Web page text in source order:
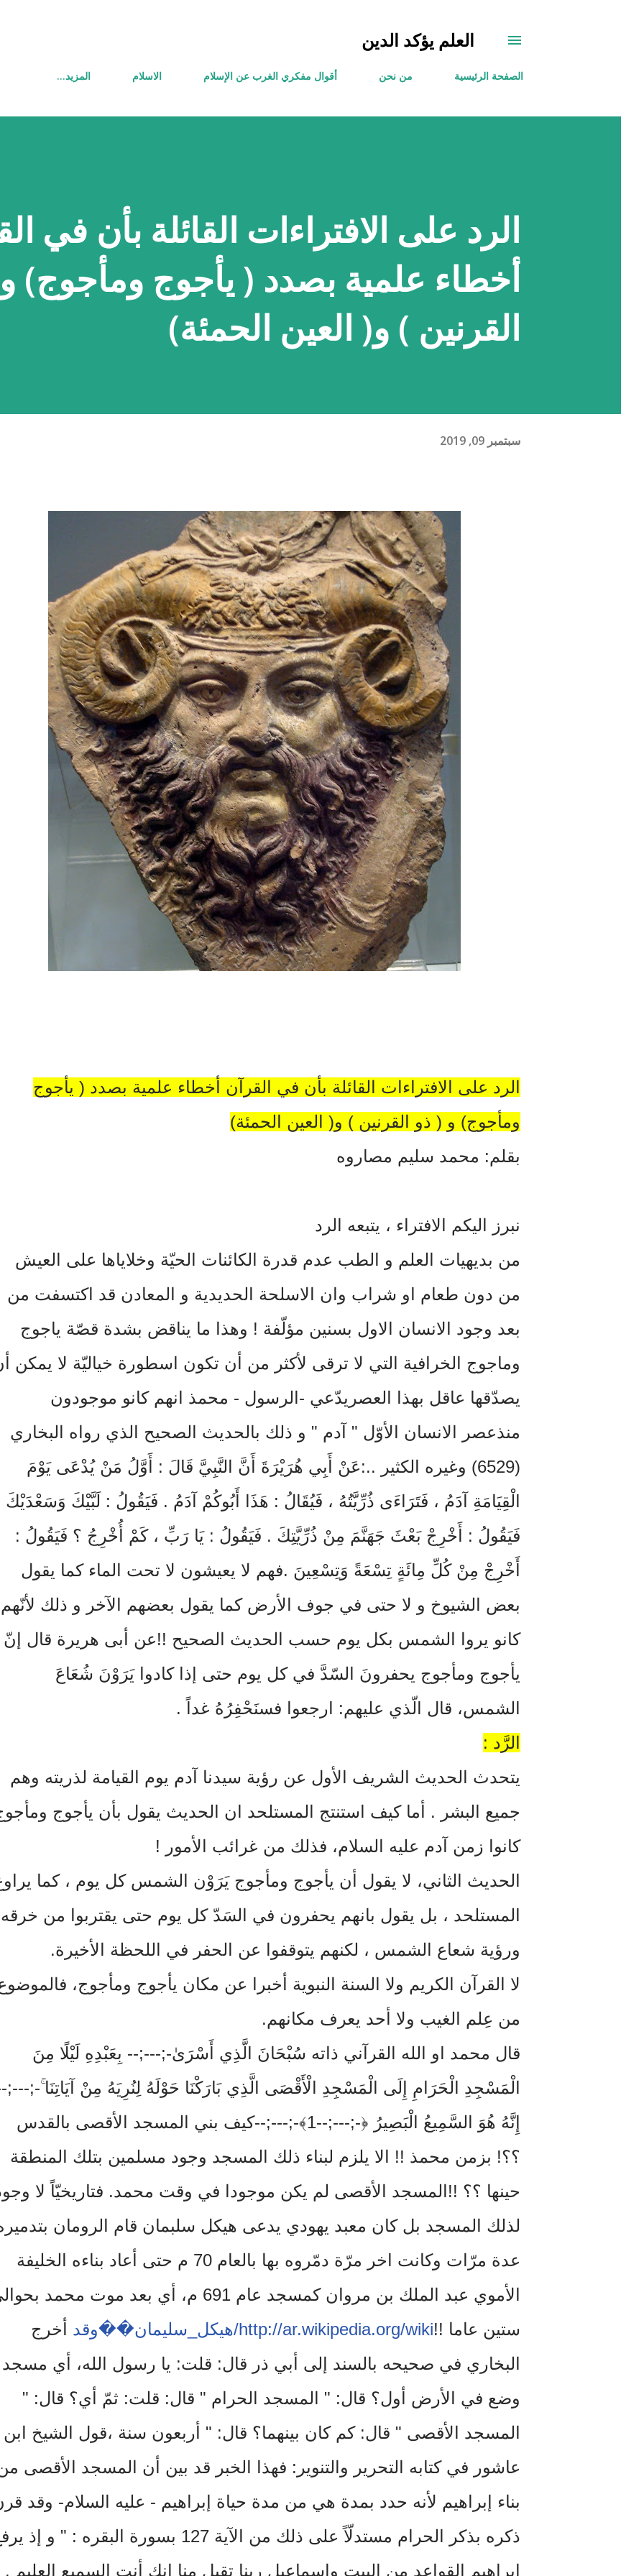
العلم يؤكد الدين
الصفحة الرئيسية من نحن أقوال مفكري الغرب عن الإسلام الاسلام ‏المزيد…
الرد على الافتراءات القائلة بأن في
أخطاء علمية بصدد ( يأجوج ومأجوج)
القرنين ) و( العين الحمئة)
سبتمبر 09, 2019
الرد على الافتراءات القائلة بأن في القرآن أخطاء علمية بصدد ( يأجوج
ومأجوج) و ( ذو القرنين ) و( العين الحمئة)
بقلم: محمد سليم مصاروه
نبرز اليكم الافتراء ، يتبعه الرد
من بديهيات العلم و الطب عدم قدرة الكائنات الحيّة وخلاياها على العيش
من دون طعام او شراب وان الاسلحة الحديدية و المعادن قد اكتسفت من
بعد وجود الانسان الاول بسنين مؤلّفة ! وهذا ما يناقض بشدة قصّة ياجوج
وماجوج الخرافية التي لا ترقى لأكثر من أن تكون اسطورة خياليّة لا يمكن
يصدّقها عاقل بهذا العصريدّعي -الرسول - محمذ انهم كانو موجودون
منذعصر الانسان الأوّل " آدم " و ذلك بالحديث الصحيح الذي رواه البخاري
(6529) وغيره الكثير ..:عَنْ أَبِي هُرَيْرَةَ أَنَّ النَّبِيَّ قَالَ : أَوَّلُ مَنْ يُدْعَى يَوْمَ
الْقِيَامَةِ آدَمُ ، فَتَرَاءَى ذُرِّيَّتُهُ ، فَيُقَالُ : هَذَا أَبُوكُمْ آدَمُ . فَيَقُولُ : لَبَّيْكَ وَسَعْدَيْكَ
فَيَقُولُ : أَخْرِجْ بَعْثَ جَهَنَّمَ مِنْ ذُرِّيَّتِكَ . فَيَقُولُ : يَا رَبِّ ، كَمْ أُخْرِجُ ؟ فَيَقُولُ :
أَخْرِجْ مِنْ كُلِّ مِائَةٍ تِسْعَةً وَتِسْعِينَ .فهم لا يعيشون لا تحت الماء كما يقول
بعض الشيوخ و لا حتى في جوف الأرض كما يقول بعضهم الآخر و ذلك لأنّهم
كانو يروا الشمس بكل يوم حسب الحديث الصحيح !!عن أبى هريرة قال إنّ
يأجوج ومأجوج يحفرونَ السّدَّ في كل يوم حتى إذا كادوا يَرَوْنَ شُعَاعَ
الشمس، قال الّذي عليهم: ارجعوا فسنَحْفِرُهُ غداً .
الرَّد :
يتحدث الحديث الشريف الأول عن رؤية سيدنا آدم يوم القيامة لذريته وهم
جميع البشر . أما كيف استنتج المستلحد ان الحديث يقول بأن يأجوج
كانوا زمن آدم عليه السلام، فذلك من غرائب الأمور !
الحديث الثاني، لا يقول أن يأجوج ومأجوج يَرَوْن الشمس كل يوم ، كما
المستلحد ، بل يقول بانهم يحفرون في السَدّ كل يوم حتى يقتربوا من خرقه
ورؤية شعاع الشمس ، لكنهم يتوقفوا عن الحفر في اللحظة الأخيرة.
لا القرآن الكريم ولا السنة النبوية أخبرا عن مكان يأجوج ومأجوج،
من عِلم الغيب ولا أحد يعرف مكانهم.
قال محمد او الله القرآني ذاته سُبْحَانَ الَّذِي أَسْرَىٰ-;---;-- بِعَبْدِهِ لَيْلًا مِنَ
الْمَسْجِدِ الْحَرَامِ إِلَى الْمَسْجِدِ الْأَقْصَى الَّذِي بَارَكْنَا حَوْلَهُ لِنُرِيَهُ مِنْ آيَاتِنَا ۚ-;---
إِنَّهُ هُوَ السَّمِيعُ الْبَصِيرُ ﴿-;---;--1﴾-;--
-;--كيف بني المسجد الأقصى بالقدس
؟؟! بزمن محمذ !! الا يلزم لبناء ذلك المسجد وجود مسلمين بتلك المنطقة
حينها ؟؟ !!المسجد الأقصى لم يكن موجودا في وقت محمد. فتاريخيّاً لا
لذلك المسجد بل كان معبد يهودي يدعى هيكل سلبمان قام الرومان
عدة مرّات وكانت اخر مرّة دمّروه بها بالعام 70 م حتى أعاد بناءه الخليفة
الأموي عبد الملك بن مروان كمسجد عام 691 م، أي بعد موت محمد
ستين عاما !!
http://ar.wikipedia.org/wiki/ هيكل_سليمان��وقد أخرج
البخاري في صحيحه بالسند إلى أبي ذر قال: قلت: يا رسول الله، أي مسجد
وضع في الأرض أول؟ قال: " المسجد الحرام " قال: قلت: ثمّ أي؟ قال: "
المسجد الأقصى " قال: كم كان بينهما؟ قال: " أربعون سنة ،قول الشيخ ابن
عاشور في كتابه التحرير والتنوير: فهذا الخبر قد بين أن المسجد الأقصى
بناء إبراهيم لأنه حدد بمدة هي من مدة حياة إبراهيم - عليه السلام- وقد
ذكره بذكر الحرام مستدلّاً على ذلك من الآية 127 بسورة البقره : " و إذ
إبراهيم القواعد من البيت وإسماعيل ربنا تقبل منا انك أنت السميع العليم .